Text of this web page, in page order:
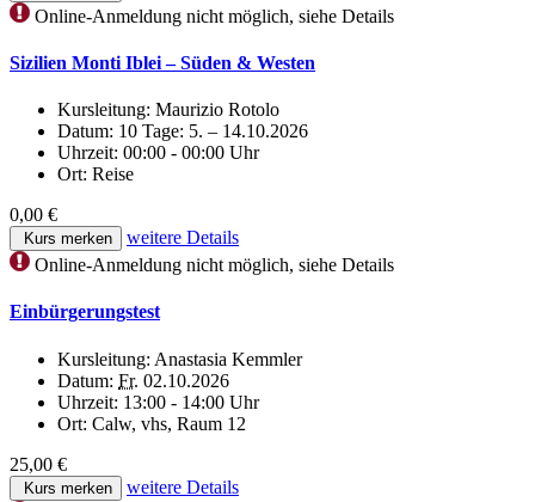
Online-Anmeldung nicht möglich, siehe Details
Sizilien Monti Iblei – Süden & Westen
Kursleitung: Maurizio Rotolo
Datum: 10 Tage: 5. – 14.10.2026
Uhrzeit: 00:00 - 00:00 Uhr
Ort: Reise
0,00 €
Kurs merken
weitere Details
Online-Anmeldung nicht möglich, siehe Details
Einbürgerungstest
Kursleitung: Anastasia Kemmler
Datum: Fr. 02.10.2026
Uhrzeit: 13:00 - 14:00 Uhr
Ort: Calw, vhs, Raum 12
25,00 €
Kurs merken
weitere Details